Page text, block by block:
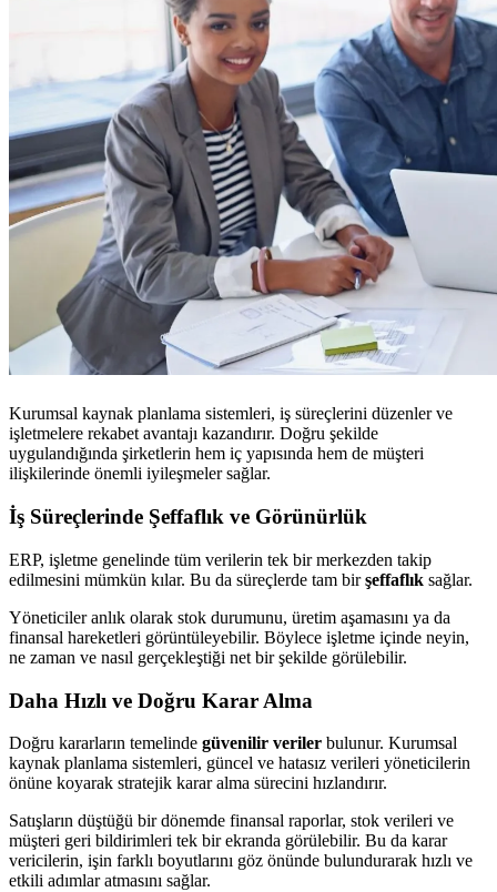
Kurumsal kaynak planlama sistemleri, iş süreçlerini düzenler ve
işletmelere rekabet avantajı kazandırır. Doğru şekilde
uygulandığında şirketlerin hem iç yapısında hem de müşteri
ilişkilerinde önemli iyileşmeler sağlar.
İş Süreçlerinde Şeffaflık ve Görünürlük
ERP, işletme genelinde tüm verilerin tek bir merkezden takip
edilmesini mümkün kılar. Bu da süreçlerde tam birşeffaflık sağlar.
Yöneticiler anlık olarak stok durumunu, üretim aşamasını ya da
finansal hareketleri görüntüleyebilir. Böylece işletme içinde neyin,
ne zaman ve nasıl gerçekleştiği net bir şekilde görülebilir.
Daha Hızlı ve Doğru Karar Alma
Doğru kararların temelinde güvenilir veriler bulunur. Kurumsal
kaynak planlama sistemleri, güncel ve hatasız verileri yöneticilerin
önüne koyarak stratejik karar alma sürecini hızlandırır.
Satışların düştüğü bir dönemde finansal raporlar, stok verileri ve
müşteri geri bildirimleri tek bir ekranda görülebilir. Bu da karar
vericilerin, işin farklı boyutlarını göz önünde bulundurarak hızlı ve
etkili adımlar atmasını sağlar.